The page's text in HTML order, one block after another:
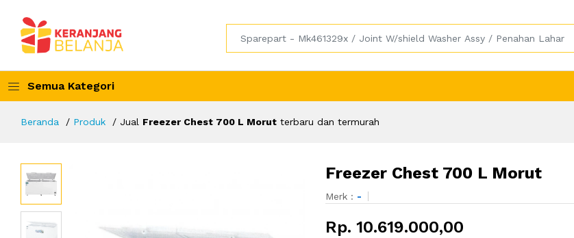
Semua Kategori
Beranda Produk Jual Freezer Chest 700 L Morut terbaru dan termurah
Freezer Chest 700 L Morut
Merk : -
Rp. 10.619.000,00